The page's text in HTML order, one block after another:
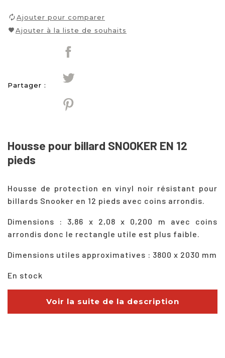
Ajouter pour comparer
Ajouter à la liste de souhaits
Partager :
Housse pour billard SNOOKER EN 12
pieds
Housse de protection en vinyl noir résistant pour
billards Snooker en 12 pieds avec coins arrondis.
Dimensions : 3,86 x 2,08 x 0,200 m avec coins
arrondis donc le rectangle utile est plus faible.
Dimensions utiles approximatives : 3800 x 2030 mm
En stock
Voir la suite de la description